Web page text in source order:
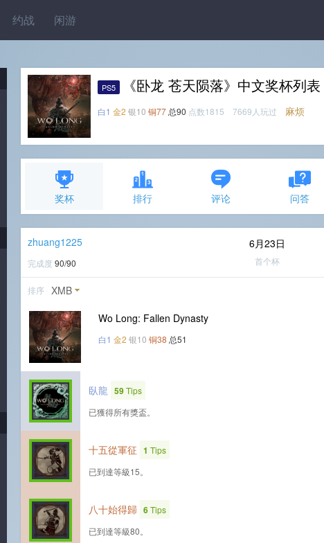
约战 闲游
PS5 《卧龙 苍天陨落》中文奖杯列表
白1 金2 银10 铜77 总90 点数1815 7669人玩过 麻烦
奖杯 排行 评论 问答
zhuang1225
完成度 90/90
6月23日
首个杯
排序 XMB
Wo Long: Fallen Dynasty
白1 金2 银10 铜38 总51
臥龍 59Tips
已獲得所有獎盃。
十五從軍征 1 Tips
已到達等級15。
八十始得歸 6Tips
已到達等級80。